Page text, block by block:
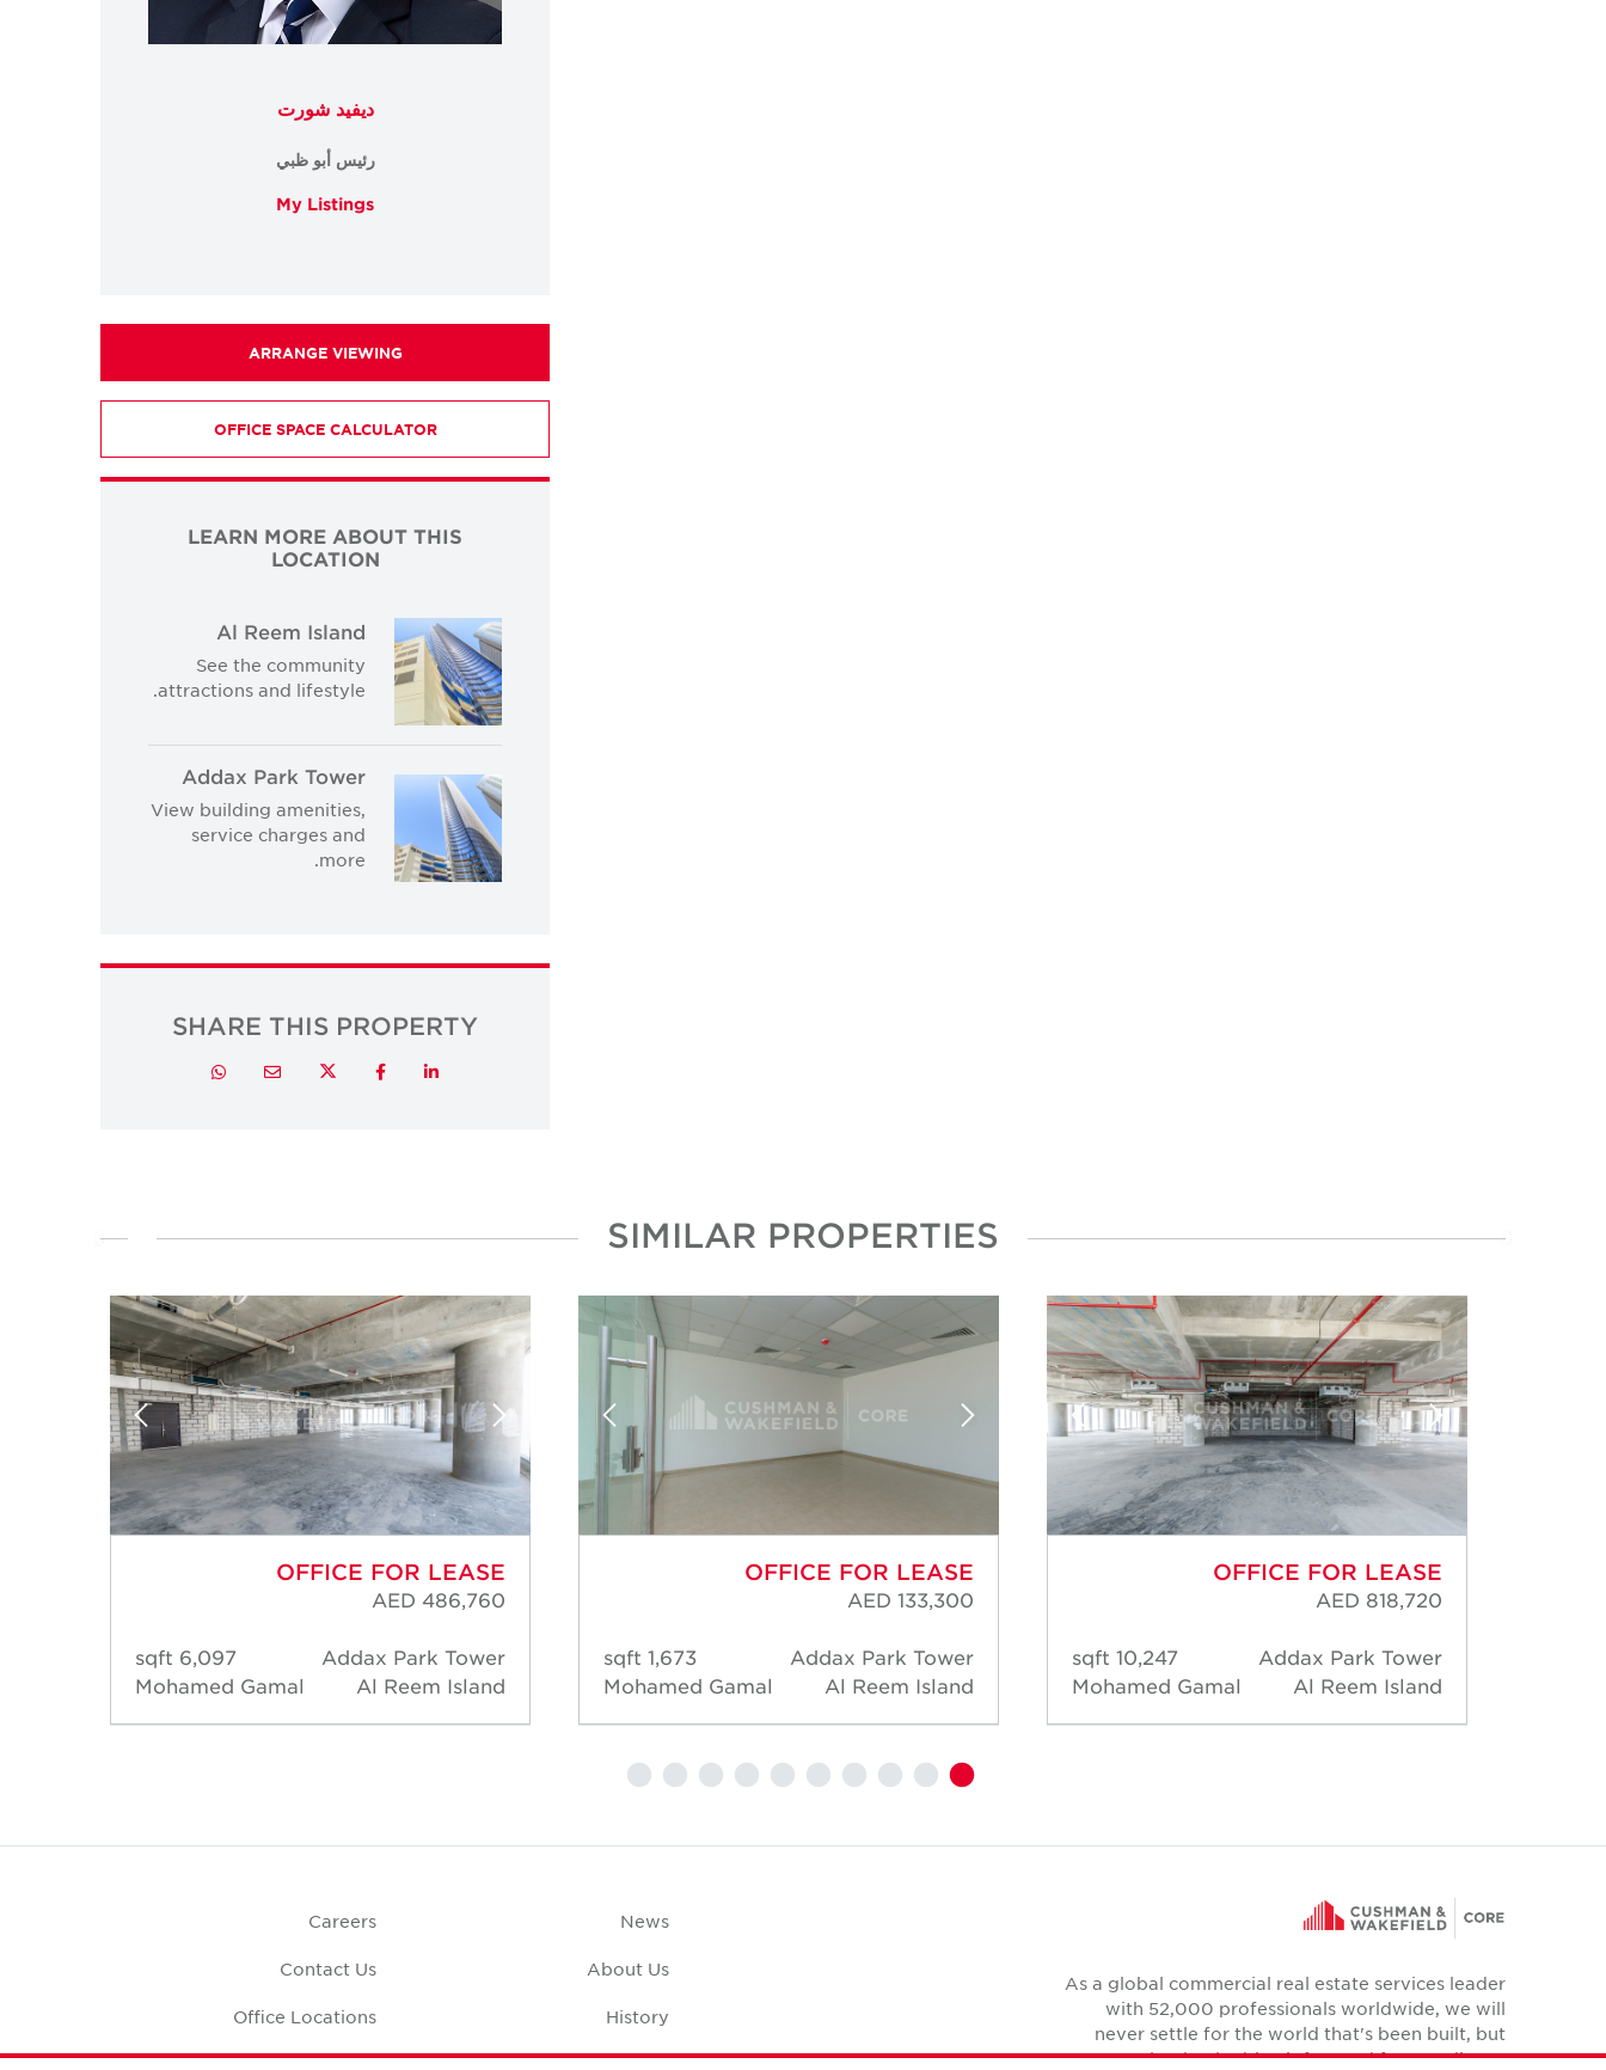
ديفيد شورت
رئيس أبو ظبي
My Listings
ARRANGE VIEWING
OFFICE SPACE CALCULATOR
LEARN MORE ABOUT THIS
LOCATION
Al Reem Island
See the community
attractions and lifestyle.
Addax Park Tower
View building amenities,
service charges and
more.
SHARE THIS PROPERTY
LinkedIn
Facebook
Twitter
Email
Whatsapp
SIMILAR PROPERTIES
OFFICE FOR LEASE
AED 818,720
Addax Park Tower
Al Reem Island
10,247 sqft
Mohamed Gamal
OFFICE FOR LEASE
AED 133,300
Addax Park Tower
Al Reem Island
1,673 sqft
Mohamed Gamal
OFFICE FOR LEASE
AED 486,760
Addax Park Tower
Al Reem Island
6,097 sqft
Mohamed Gamal
As a global commercial real estate services leader
with 52,000 professionals worldwide, we will
never settle for the world that's been built, but
relentlessly drive it forward for our clients,
News
About Us
History
Case Studies
Careers
Contact Us
Office Locations
Corporate Social